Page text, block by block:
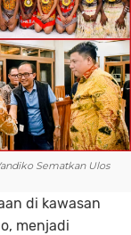
Sematkan Ulos
di kawasan
menjadi